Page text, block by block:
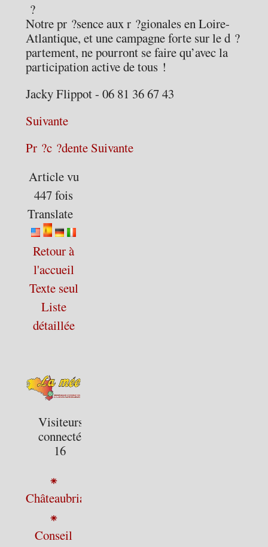
?
Notre pr ?sence aux r ?gionales en Loire-
Atlantique, et une campagne forte sur le d ?
partement, ne pourront se faire qu’avec la
participation active de tous !
Jacky Flippot - 06 81 36 67 43
Suivante
Pr ?c ?dente Suivante
Article vu
447 fois
Translate
Retour à
l'accueil
Texte seul
Liste
détaillée
Visiteurs
connectés :
16
⁕
Châteaubriant
⁕
Conseil